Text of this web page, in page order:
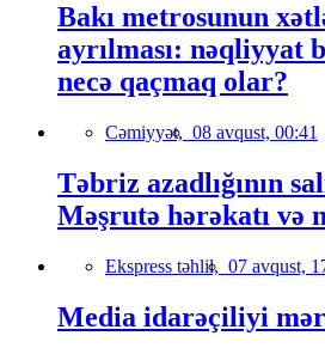
Bakı metrosunun
ayrılması: nəqliyyat
necə qaçmaq olar?
Cəmiyyət, 08 avqust, 00:41
Təbriz azadlığının
Məşrutə hərəkatı və
Ekspress təhlil, 07 avqust,
Media idarəçiliyi